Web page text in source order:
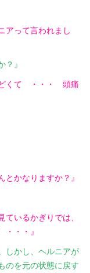
アって言われまし
』
どくて ・・・ 頭痛
かなりますか？』
いるかぎりでは、
・・』
かし、ヘルニアが
のを元の状態に戻す